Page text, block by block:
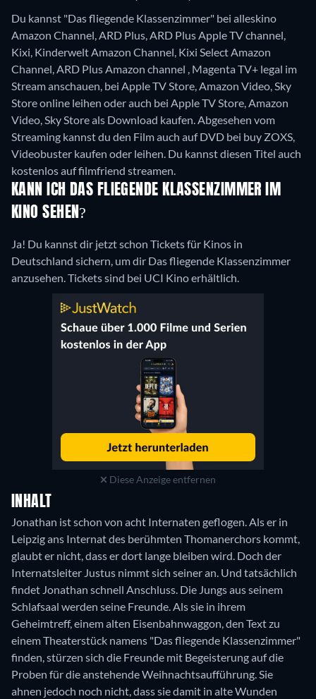
Du kannst "Das fliegende Klassenzimmer" bei alleskino
Amazon Channel, ARD Plus, ARD Plus Apple TV channel,
Kixi, Kinderwelt Amazon Channel, Kixi Select Amazon
Channel, ARD Plus Amazon channel , Magenta TV+ legal im
Stream anschauen, bei Apple TV Store, Amazon Video, Sky
Store online leihen oder auch bei Apple TV Store, Amazon
Video, Sky Store als Download kaufen.Abgesehen vom
Streaming kannst du den Film auch auf DVD bei buy ZOXS,
Videobuster kaufen oder leihen. Du kannst diesen Titel auch
kostenlos auf filmfriend streamen.
KANN ICH DAS FLIEGENDE KLASSENZIMMER IM
KINO SEHEN?
Ja! Du kannst dir jetzt schon Tickets für Kinos in
Deutschland sichern, um dir Das fliegende Klassenzimmer
anzusehen. Tickets sind bei UCI Kino erhältlich.
Diese Anzeige entfernen
INHALT
Jonathan ist schon von acht Internaten geflogen. Als er in
Leipzig ans Internat des berühmten Thomanerchors kommt,
glaubt er nicht, dass er dort lange bleiben wird. Doch der
Internatsleiter Justus nimmt sich seiner an. Und tatsächlich
findet Jonathan schnell Anschluss. Die Jungs aus seinem
Schlafsaal werden seine Freunde. Als sie in ihrem
Geheimtreff, einem alten Eisenbahnwaggon, den Text zu
einem Theaterstück namens "Das fliegende Klassenzimmer"
finden, stürzen sich die Freunde mit Begeisterung auf die
Proben für die anstehende Weihnachtsaufführung. Sie
ahnen jedoch noch nicht, dass sie damit in alte Wunden